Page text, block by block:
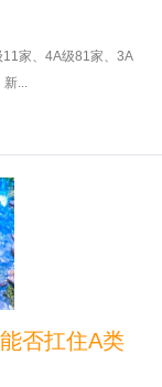
家、4A级81家、3A
新...
否扛住A类